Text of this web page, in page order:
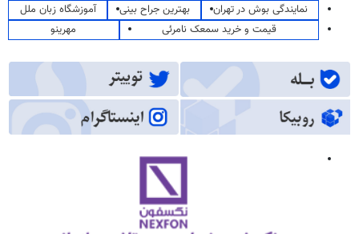
نمایندگی بوش در تهران
بهترین جراح بینی
آموزشگاه زبان ملل
قیمت و خرید سمعک نامرئی
مهرینو